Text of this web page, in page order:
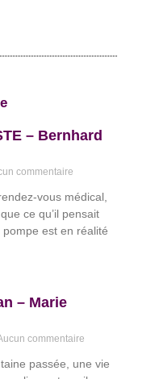
– Bernhard
commentaire
vous médical,
ce qu’il pensait
est en réalité
– Marie
commentaire
passée, une vie